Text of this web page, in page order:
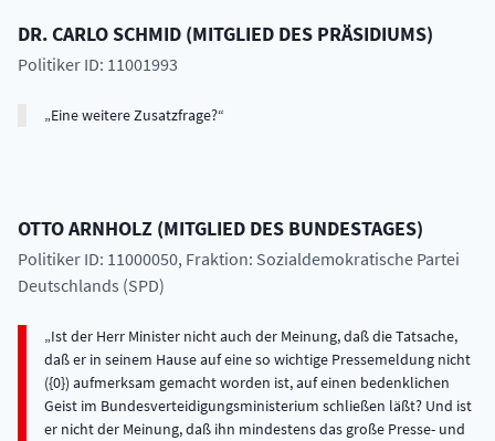
DR.CARLOSCHMID (MITGLIED DES PRÄSIDIUMS)
Politiker ID: 11001993
Eine weitere Zusatzfrage?
OTTOARNHOLZ (MITGLIED DES BUNDESTAGES)
Politiker ID: 11000050, Fraktion: Sozialdemokratische Partei
Deutschlands (SPD)
Ist der Herr Minister nicht auch der Meinung, daß die Tatsache,
daß er in seinem Hause auf eine so wichtige Pressemeldung nicht
({0}) aufmerksam gemacht worden ist, auf einen bedenklichen
Geist im Bundesverteidigungsministerium schließen läßt? Und ist
er nicht der Meinung, daß ihn mindestens das große Presse- und